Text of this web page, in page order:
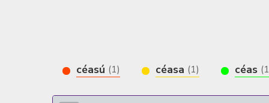
céasú (1) céasa (1) céas